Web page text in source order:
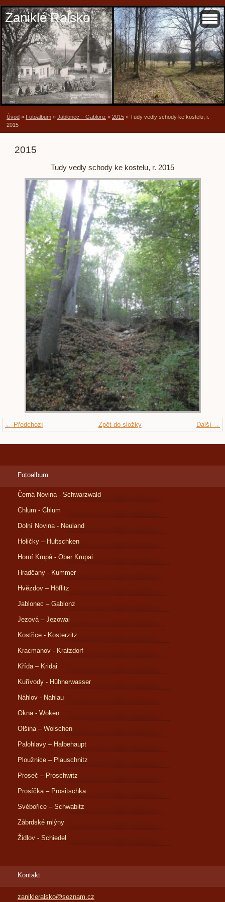
Zaniklé Ralsko
Úvod » Fotoalbum » Jablonec – Gablonz » 2015 » Tudy vedly schody ke kostelu, r.
2015
2015
Tudy vedly schody ke kostelu, r. 2015
← Předchozí Další →
Zpět do složky
Fotoalbum
Černá Novina - Schwarzwald
Chlum - Chlum
Dolní Novina - Neuland
Holičky – Hultschken
Horní Krupá - Ober Krupai
Hradčany - Kummer
Hvězdov – Höflitz
Jablonec – Gablonz
Jezová – Jezowai
Kostřice - Kosterzitz
Kracmanov - Kratzdorf
Křída – Kridai
Kuřívody - Hühnerwasser
Náhlov - Nahlau
Okna - Woken
Olšina – Wolschen
Palohlavy – Halbehaupt
Ploužnice – Plauschnitz
Proseč – Proschwitz
Prosíčka – Prositschka
Svébořice – Schwabitz
Zábrdské mlýny
Židlov - Schiedel
Kontakt
zanikleralsko@seznam.cz